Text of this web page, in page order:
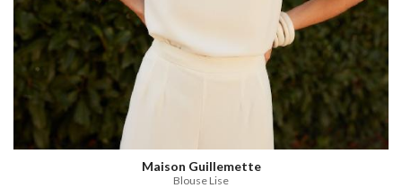
Maison Guillemette
Blouse Lise